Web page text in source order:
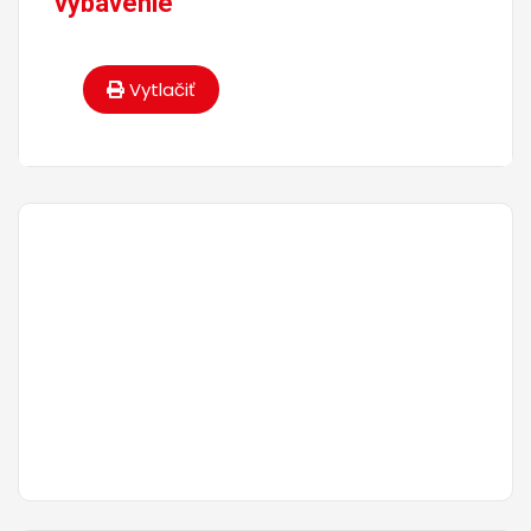
Vytlačiť